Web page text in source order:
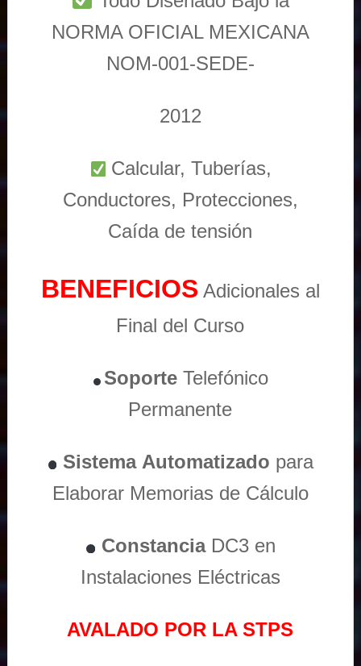
NORMA OFICIAL MEXICANA
NOM-001-SEDE-
2012
Calcular, Tuberías,
Conductores, Protecciones,
Caída de tensión
BENEFICIOS Adicionales al
Final del Curso
Soporte Telefónico
Permanente
Sistema Automatizado para
Elaborar Memorias de Cálculo
ConstanciaDC3 en
Instalaciones Eléctricas
AVALADO POR LA STPS